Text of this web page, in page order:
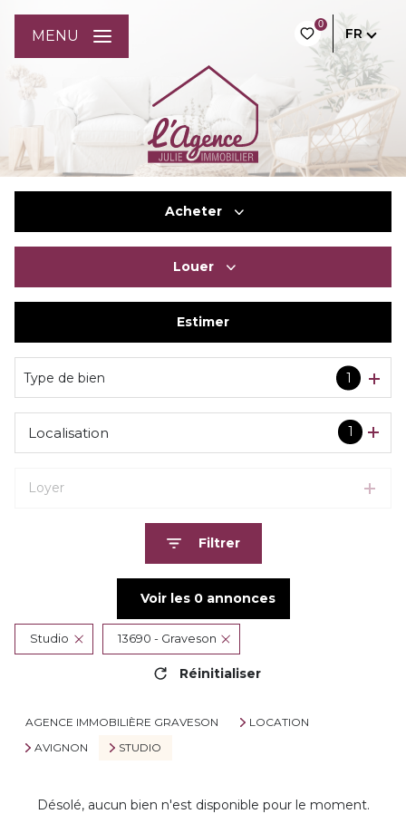
0
FR
MENU
Acheter
Du neuf
Louer
De l'immo pro
Estimer
Type de bien 1
1
Localisation
Loyer
Filtrer
Voir les 0annonces
Studio 13690 - Graveson
Réinitialiser
AGENCE IMMOBILIÈRE GRAVESON
LOCATION
AVIGNON
STUDIO
Désolé, aucun bien n'est disponible pour le moment.